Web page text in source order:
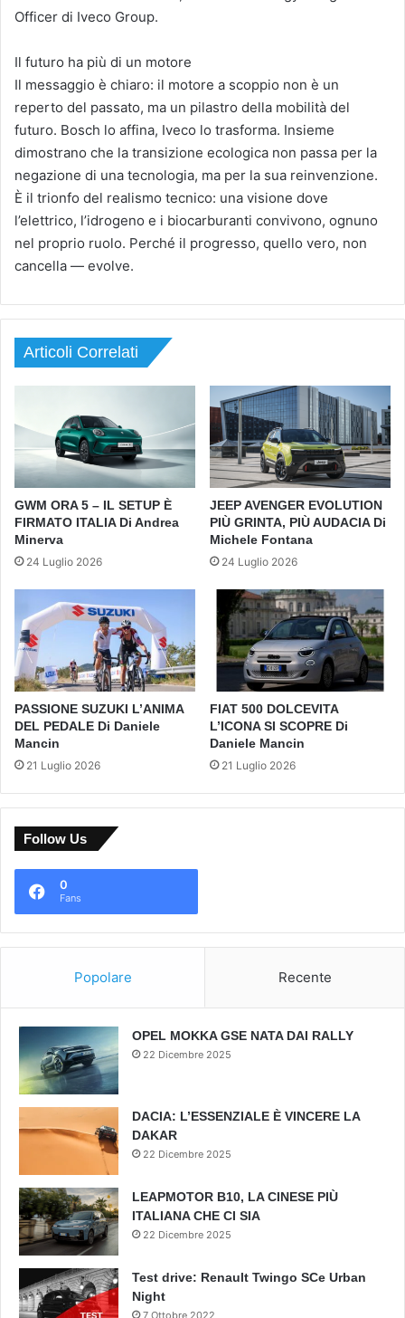
Officer di Iveco Group.
Il futuro ha più di un motore
Il messaggio è chiaro: il motore a scoppio non è un
reperto del passato, ma un pilastro della mobilità del
futuro. Bosch lo affina, Iveco lo trasforma. Insieme
dimostrano che la transizione ecologica non passa per la
negazione di una tecnologia, ma per la sua reinvenzione.
È il trionfo del realismo tecnico: una visione dove
l’elettrico, l’idrogeno e i biocarburanti convivono, ognuno
nel proprio ruolo. Perché il progresso, quello vero, non
cancella — evolve.
Articoli Correlati
GWM ORA 5 – IL SETUP È
FIRMATO ITALIA Di Andrea
Minerva
24 Luglio 2026
JEEP AVENGER EVOLUTION
PIÙ GRINTA, PIÙ AUDACIA Di
Michele Fontana
24 Luglio 2026
PASSIONE SUZUKI L’ANIMA
DEL PEDALE Di Daniele
Mancin
21 Luglio 2026
FIAT 500 DOLCEVITA
L’ICONA SI SCOPRE Di
Daniele Mancin
21 Luglio 2026
Follow Us
0
Fans
Popolare Recente
OPEL MOKKA GSE NATA DAI RALLY
22 Dicembre 2025
DACIA: L’ESSENZIALE È VINCERE LA
DAKAR
22 Dicembre 2025
LEAPMOTOR B10, LA CINESE PIÙ
ITALIANA CHE CI SIA
22 Dicembre 2025
Test drive: Renault Twingo SCe Urban
Night
7 Ottobre 2022